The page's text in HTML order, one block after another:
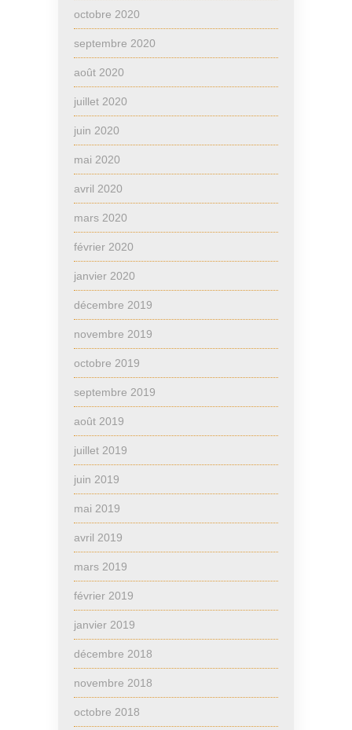
octobre 2020
septembre 2020
août 2020
juillet 2020
juin 2020
mai 2020
avril 2020
mars 2020
février 2020
janvier 2020
décembre 2019
novembre 2019
octobre 2019
septembre 2019
août 2019
juillet 2019
juin 2019
mai 2019
avril 2019
mars 2019
février 2019
janvier 2019
décembre 2018
novembre 2018
octobre 2018